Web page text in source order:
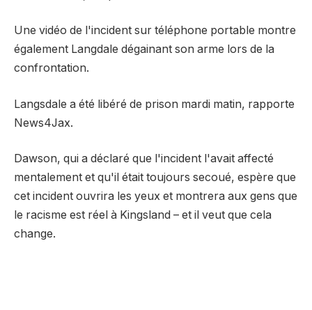
Une vidéo de l'incident sur téléphone portable montre
également Langdale dégainant son arme lors de la
confrontation.
Langsdale a été libéré de prison mardi matin, rapporte
News4Jax.
Dawson, qui a déclaré que l'incident l'avait affecté
mentalement et qu'il était toujours secoué, espère que
cet incident ouvrira les yeux et montrera aux gens que
le racisme est réel à Kingsland – et il veut que cela
change.